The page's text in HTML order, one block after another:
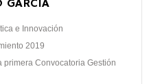
GARCÍA
e Innovación
2019
Convocatoria Gestión